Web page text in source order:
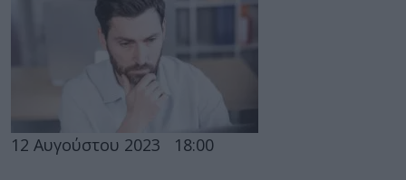
12 Αυγούστου 2023 18:00